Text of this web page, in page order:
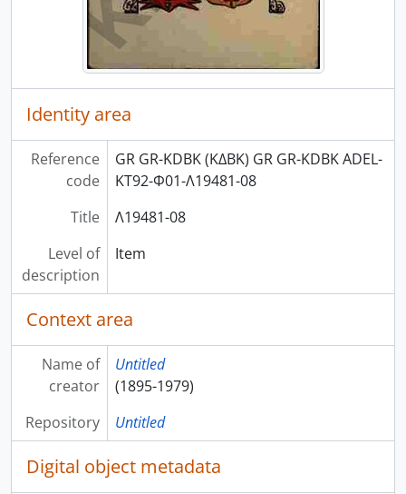
Identity area
Reference
code
GR GR-KDBK (ΚΔΒΚ) GR GR-KDBK ADEL-
ΚΤ92-Φ01-Λ19481-08
Title
Λ19481-08
Level of
description
Item
Context area
Name of
creator
Untitled
(1895-1979)
Repository
Untitled
Digital object metadata